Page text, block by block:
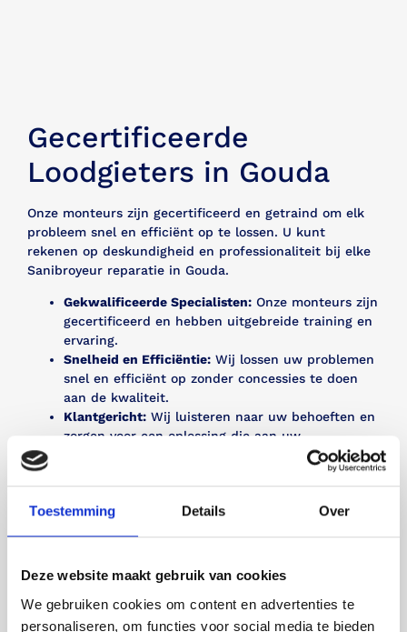
Toestemming Details Over
Deze website maakt gebruik van cookies
We gebruiken cookies om content en advertenties te
personaliseren, om functies voor social media te bieden
Gecertificeerde
Loodgieters in Gouda
Onze monteurs zijn gecertificeerd en getraind om elk
probleem snel en efficiënt op te lossen. U kunt
rekenen op deskundigheid en professionaliteit bij elke
Sanibroyeur reparatie in Gouda.
Gekwalificeerde Specialisten: Onze monteurs zijn
gecertificeerd en hebben uitgebreide training en
ervaring.
Snelheid en Efficiëntie: Wij lossen uw problemen
snel en efficiënt op zonder concessies te doen
aan de kwaliteit.
Klantgericht: Wij luisteren naar uw behoeften en
zorgen voor een oplossing die aan uw
Bel mij terug